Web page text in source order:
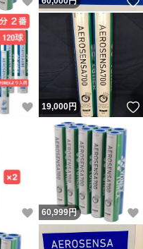
いいね！
19,000円
いいね！
60,999円